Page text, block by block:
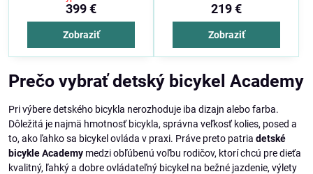
399 €
Zobraziť
219 €
Zobraziť
Prečo vybrať detský bicykel Academy
Pri výbere detského bicykla nerozhoduje iba dizajn alebo farba.
Dôležitá je najmä hmotnosť bicykla, správna veľkosť kolies, posed a
to, ako ľahko sa bicykel ovláda v praxi. Práve preto patria detské
bicykle Academy medzi obľúbenú voľbu rodičov, ktorí chcú pre dieťa
kvalitný, ľahký a dobre ovládateľný bicykel na bežné jazdenie, výlety